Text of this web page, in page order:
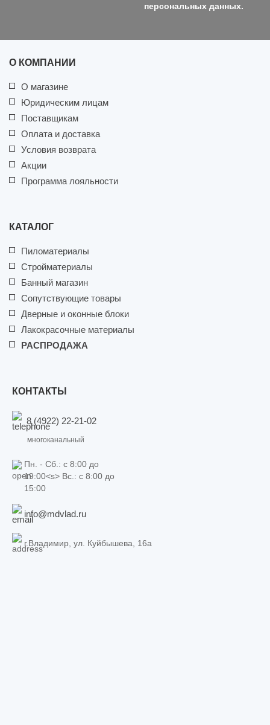
персональных данных.
О КОМПАНИИ
О магазине
Юридическим лицам
Поставщикам
Оплата и доставка
Условия возврата
Акции
Программа лояльности
КАТАЛОГ
Пиломатериалы
Стройматериалы
Банный магазин
Сопутствующие товары
Дверные и оконные блоки
Лакокрасочные материалы
РАСПРОДАЖА
КОНТАКТЫ
8 (4922) 22-21-02
многоканальный
Пн. - Сб.: c 8:00 до
19:00<s> Вс.: c 8:00 до
15:00
info@mdvlad.ru
г.Владимир, ул. Куйбышева, 16а